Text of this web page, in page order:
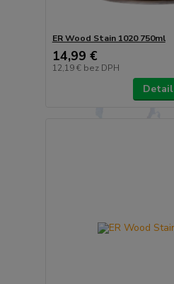
ER Wood Stain 1020 750ml
14,99 €
12,19 € bez DPH
Detail